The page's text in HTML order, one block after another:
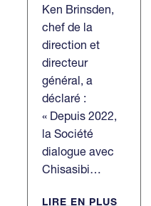
Ken Brinsden,
chef de la
direction et
directeur
général, a
déclaré :
« Depuis 2022,
la Société
dialogue avec
Chisasibi…
LIRE EN PLUS